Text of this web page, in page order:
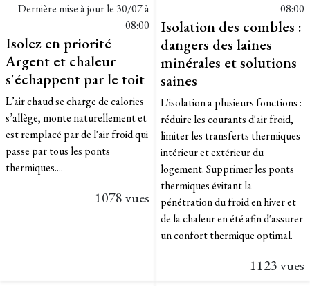
Dernière mise à jour le 30/07 à
08:00
Isolez en priorité
Argent et chaleur
s'échappent par le toit
L’air chaud se charge de calories
s’allège, monte naturellement et
est remplacé par de l'air froid qui
passe par tous les ponts
thermiques....
1078 vues
08:00
Isolation des combles :
dangers des laines
minérales et solutions
saines
L'isolation a plusieurs fonctions :
réduire les courants d'air froid,
limiter les transferts thermiques
intérieur et extérieur du
logement. Supprimer les ponts
thermiques évitant la
pénétration du froid en hiver et
de la chaleur en été afin d'assurer
un confort thermique optimal.
1123 vues